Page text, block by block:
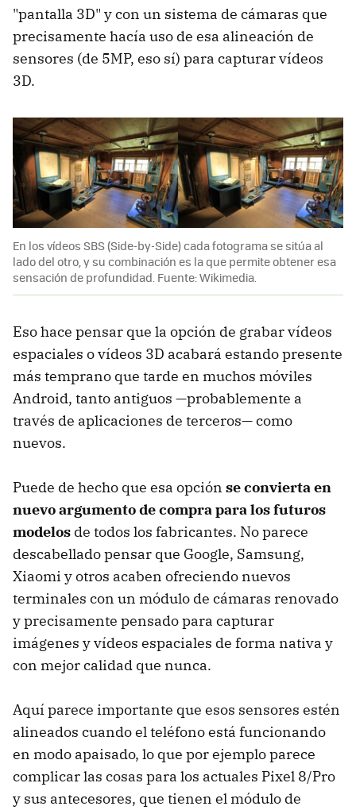
"pantalla 3D" y con un sistema de cámaras que
precisamente hacía uso de esa alineación de
sensores (de 5MP, eso sí) para capturar vídeos
3D.
En los vídeos SBS (Side-by-Side) cada fotograma se sitúa al
lado del otro, y su combinación es la que permite obtener esa
sensación de profundidad. Fuente: Wikimedia.
Eso hace pensar que la opción de grabar vídeos
espaciales o vídeos 3D acabará estando presente
más temprano que tarde en muchos móviles
Android, tanto antiguos —probablemente a
través de aplicaciones de terceros— como
nuevos.
Puede de hecho que esa opción se convierta en
nuevo argumento de compra para los futuros
modelos de todos los fabricantes. No parece
descabellado pensar que Google, Samsung,
Xiaomi y otros acaben ofreciendo nuevos
terminales con un módulo de cámaras renovado
y precisamente pensado para capturar
imágenes y vídeos espaciales de forma nativa y
con mejor calidad que nunca.
Aquí parece importante que esos sensores estén
alineados cuando el teléfono está funcionando
en modo apaisado, lo que por ejemplo parece
complicar las cosas para los actuales Pixel 8/Pro
y sus antecesores, que tienen el módulo de